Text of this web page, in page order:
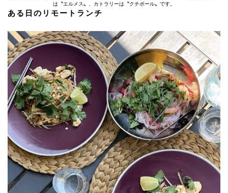
は〝エルメス〟、カトラリーは〝クチポール〟です。
ある日のリモートランチ